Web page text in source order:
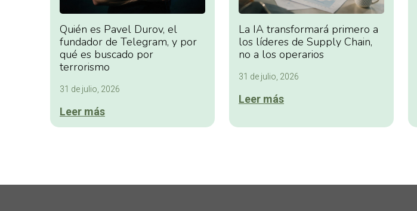
Quién es Pavel Durov, el
fundador de Telegram, y por
qué es buscado por
terrorismo
31 de julio, 2026
Leer más
La IA transformará primero a
los líderes de Supply Chain,
no a los operarios
31 de julio, 2026
Leer más